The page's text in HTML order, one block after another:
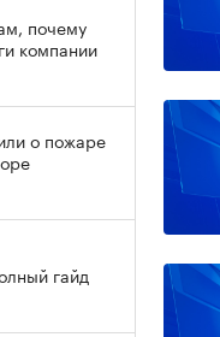
почему
компании
о пожаре
гайд